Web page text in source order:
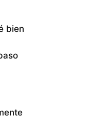
bien